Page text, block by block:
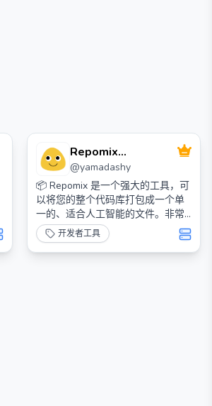
Repomix
Yamadashy
@yamadashy
📦 Repomix 是一个强大的工具，可
以将您的整个代码库打包成一个单
一的、适合人工智能的文件。非常
适合在您需要将代码库提供给大型
语言模型（LLMs）或其他人工智能
工具时使用，如 Claude、
开发者工具